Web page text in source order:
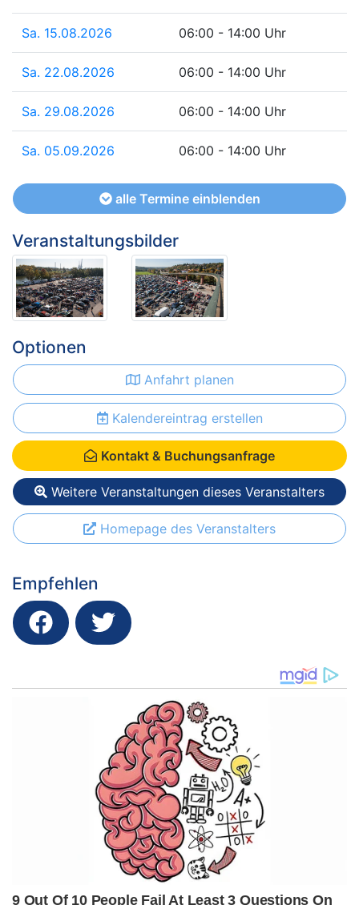
Sa. 15.08.2026 06:00 - 14:00 Uhr
Sa. 22.08.2026 06:00 - 14:00 Uhr
Sa. 29.08.2026 06:00 - 14:00 Uhr
Sa. 05.09.2026 06:00 - 14:00 Uhr
alle Termine einblenden
Veranstaltungsbilder
Optionen
Anfahrt planen
Kalendereintrag erstellen
Kontakt & Buchungsanfrage
Weitere Veranstaltungen dieses Veranstalters
Homepage des Veranstalters
Empfehlen